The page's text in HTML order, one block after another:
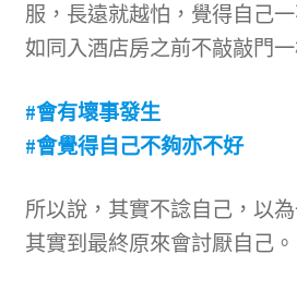
服，長遠就越怕，覺得自己
如同入酒店房之前不敲敲門
#會有壞事發生
#會覺得自己不夠亦不好
所以說，其實不諗自己，以
其實到最終原來會討厭自己。